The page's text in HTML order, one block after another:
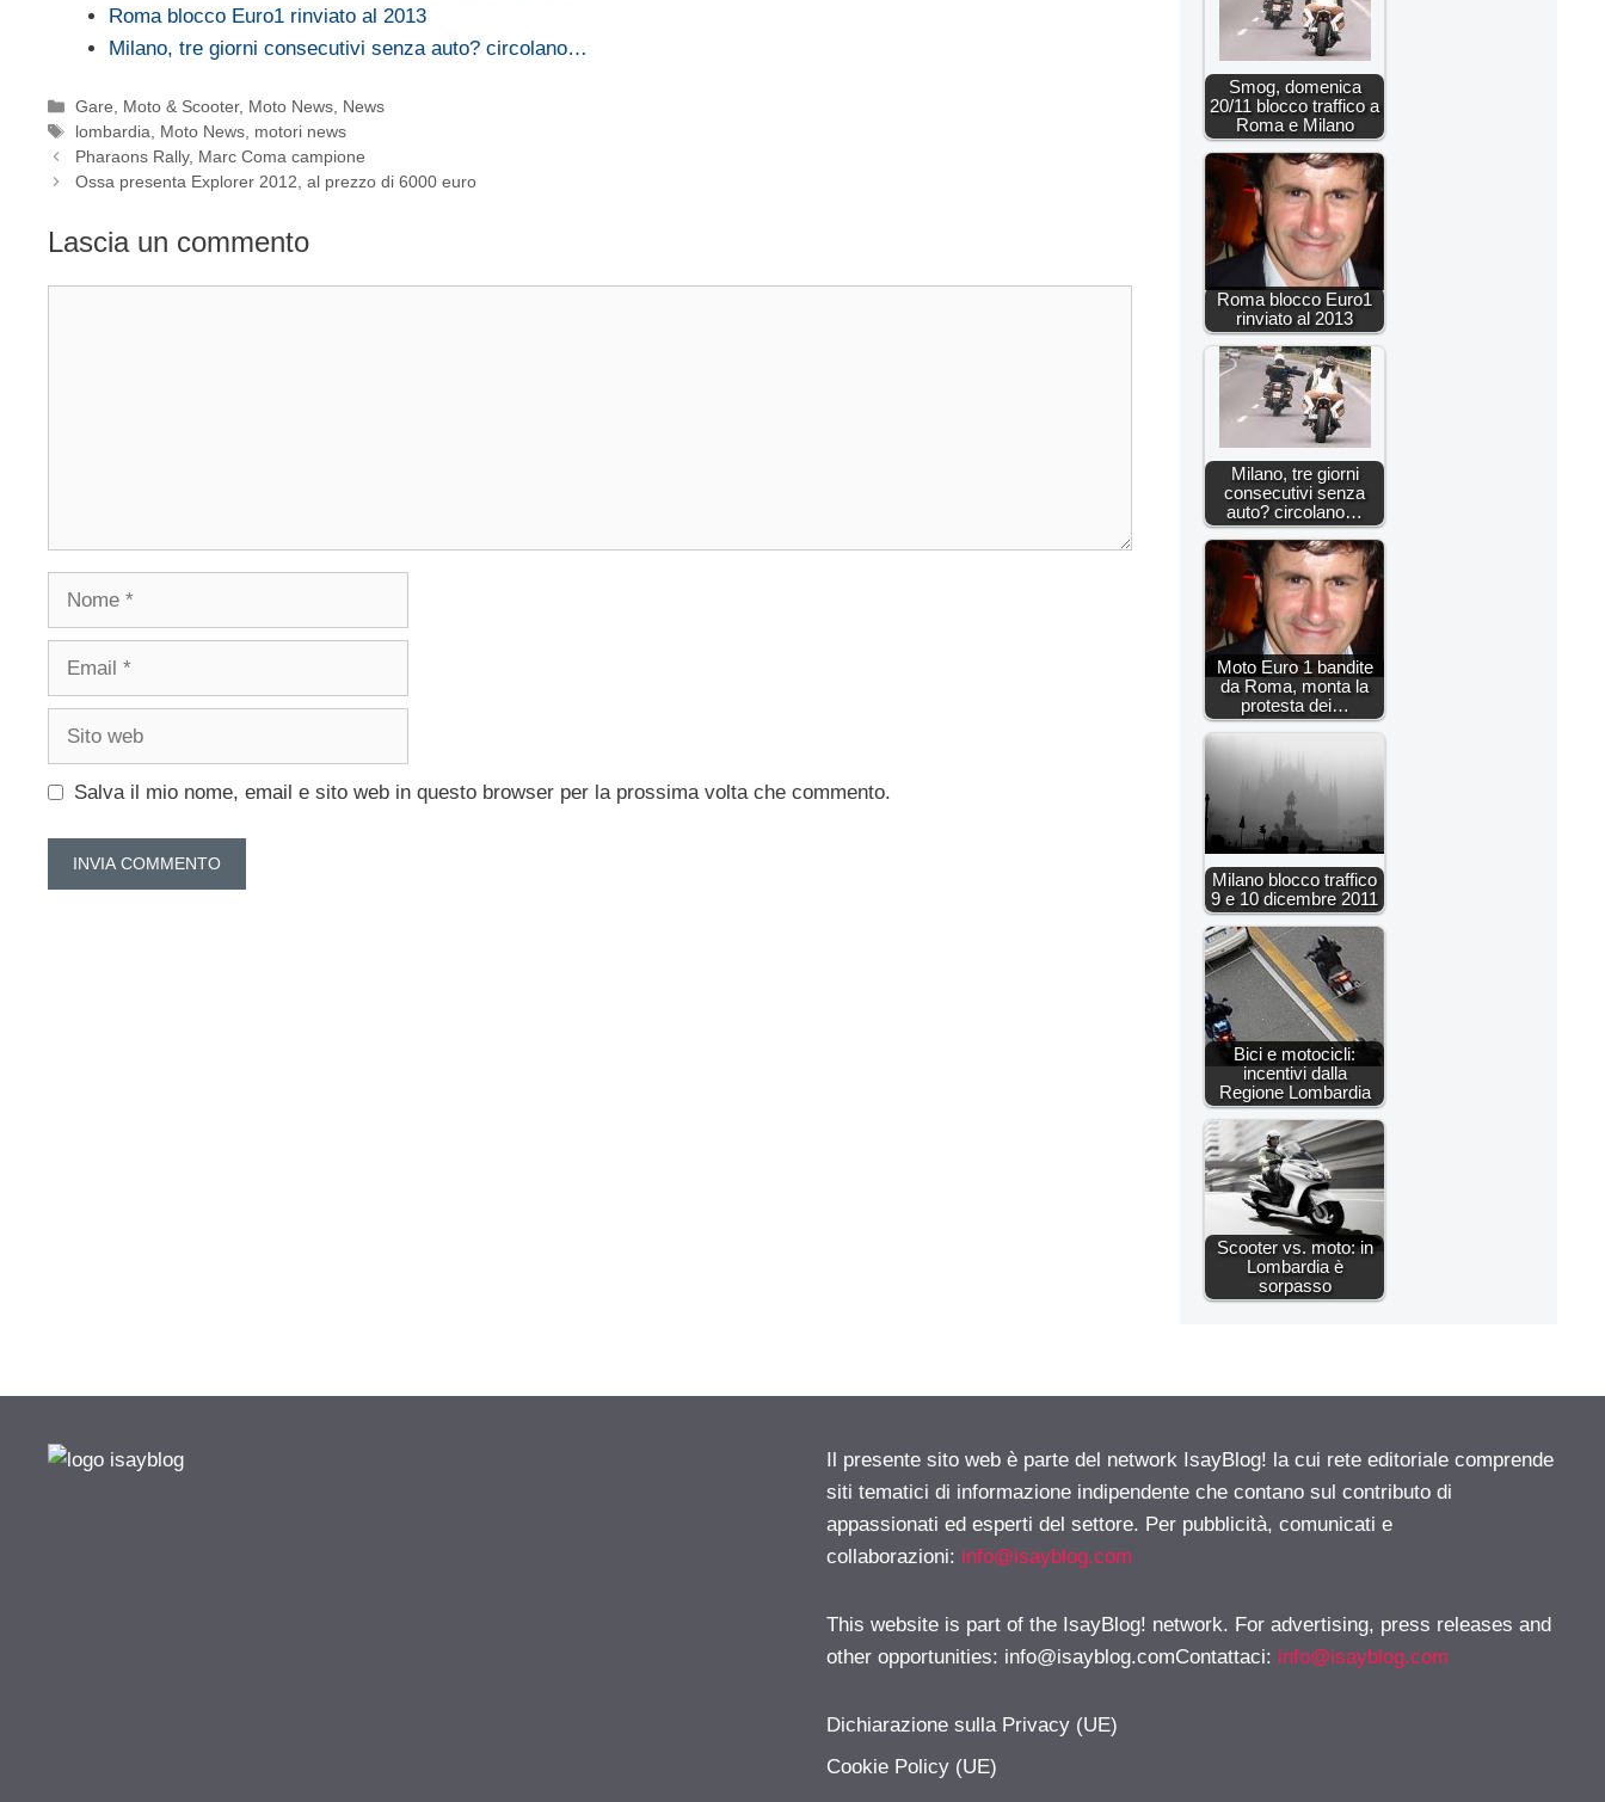
Roma blocco Euro1 rinviato al 2013
Milano, tre giorni consecutivi senza auto? circolano…
Categorie
Gare, Moto & Scooter, Moto News, News
Tag
lombardia, Moto News, motori news
Pharaons Rally, Marc Coma campione
Ossa presenta Explorer 2012, al prezzo di 6000 euro
Lascia un commento
Salva il mio nome, email e sito web in questo browser per la prossima volta che commento.
Smog, domenica
20/11 blocco traffico a
Roma e Milano
Roma blocco Euro1
rinviato al 2013
Milano, tre giorni
consecutivi senza
auto? circolano…
Moto Euro 1 bandite
da Roma, monta la
protesta dei…
Milano blocco traffico
9 e 10 dicembre 2011
Bici e motocicli:
incentivi dalla
Regione Lombardia
Scooter vs. moto: in
Lombardia è
sorpasso
Il presente sito web è parte del network IsayBlog! la cui rete editoriale comprende
siti tematici di informazione indipendente che contano sul contributo di
appassionati ed esperti del settore. Per pubblicità, comunicati e
collaborazioni: info@isayblog.com
This website is part of the IsayBlog! network. For advertising, press releases and
other opportunities: info@isayblog.comContattaci: info@isayblog.com
Dichiarazione sulla Privacy (UE)
Cookie Policy (UE)